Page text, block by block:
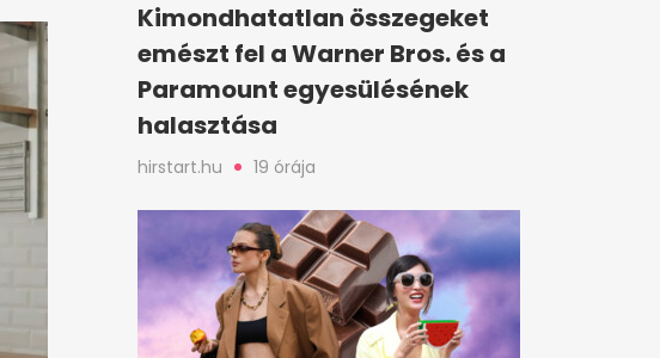
Kimondhatatlan összegeket
emészt fel a Warner Bros. és a
Paramount egyesülésének
halasztása
hirstart.hu 19 órája